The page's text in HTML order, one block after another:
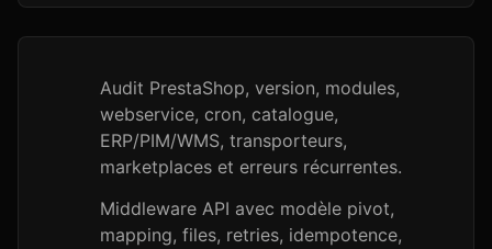
Audit PrestaShop, version, modules,
webservice, cron, catalogue,
ERP/PIM/WMS, transporteurs,
marketplaces et erreurs récurrentes.
Middleware API avec modèle pivot,
mapping, files, retries, idempotence,